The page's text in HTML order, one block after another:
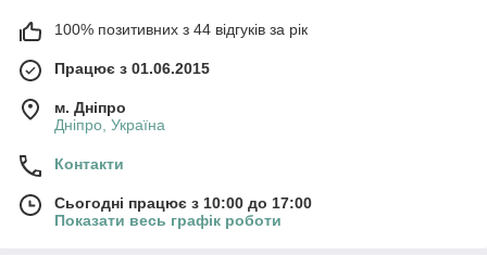
100% позитивних з 44 відгуків за рік
Працює з 01.06.2015
м. Дніпро
Дніпро, Україна
Контакти
Сьогодні працює з 10:00 до 17:00
Показати весь графік роботи